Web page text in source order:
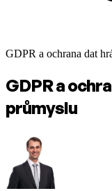
GDPR a ochrana dat
GDPR a
průmyslu